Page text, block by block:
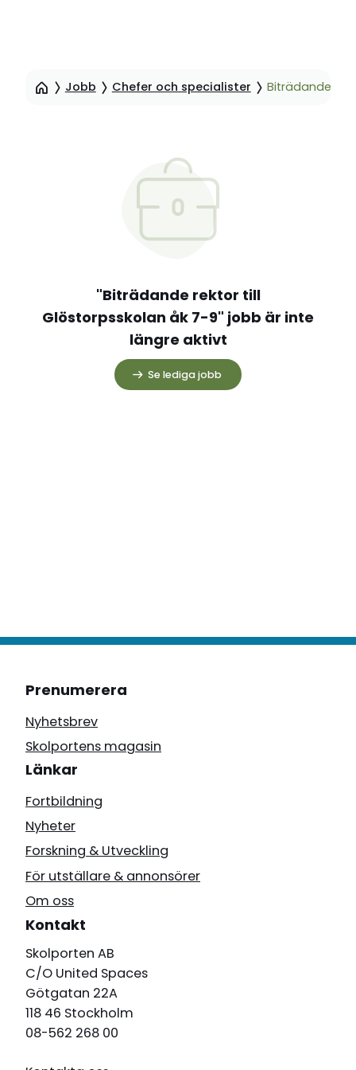
sidinnehåll
Jobb Chefer och specialister Biträdande
"Biträdande rektor till
Glöstorpsskolan åk 7-9" jobb är inte
längre aktivt
Se lediga jobb
Prenumerera
Nyhetsbrev
Skolportens magasin
Länkar
Fortbildning
Nyheter
Forskning & Utveckling
För utställare & annonsörer
Om oss
Kontakt
Skolporten AB
C/O United Spaces
Götgatan 22A
118 46 Stockholm
08-562 268 00